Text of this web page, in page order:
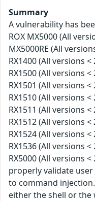
Summary
A vulnerability has
ROX MX5000 (All
MX5000RE (All
RX1400 (All versions <
RX1500 (All versions <
RX1501 (All versions <
RX1510 (All versions <
RX1511 (All versions <
RX1512 (All versions <
RX1524 (All versions <
RX1536 (All versions <
RX5000 (All versions
properly validate
to command
either the shell or